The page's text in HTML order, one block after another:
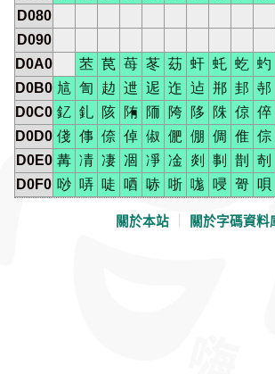
D080
D090
D0A0
苤 苠 苺 苳 苭 虷 虴 虼 虳
D0B0 訄 訇 赲 迣 迡 迮 迠 郱 邽 邿
D0C0 釔 釓 陔 陏 陑 陓 陊 陎 倞 倅
D0D0 俴 倳 倷 倬 俶 俷 倗 倜 倠 倧
D0E0 冓 凊 凄 凅 凈 凎 剡 剚 剒 剞
D0F0 唦 哢 唗 唒 哧 哳 哤 唚 哿 唄
關於本站 關於字碼資料